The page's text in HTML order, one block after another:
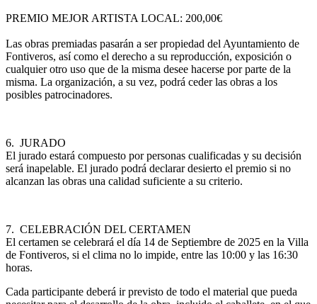
PREMIO MEJOR ARTISTA LOCAL: 200,00€
Las obras premiadas pasarán a ser propiedad del Ayuntamiento de
Fontiveros, así como el derecho a su reproducción, exposición o
cualquier otro uso que de la misma desee hacerse por parte de la
misma. La organización, a su vez, podrá ceder las obras a los
posibles patrocinadores.
6. JURADO
El jurado estará compuesto por personas cualificadas y su decisión
será inapelable. El jurado podrá declarar desierto el premio si no
alcanzan las obras una calidad suficiente a su criterio.
7. CELEBRACIÓN DEL CERTAMEN
El certamen se celebrará el día 14 de Septiembre de 2025 en la Villa
de Fontiveros, si el clima no lo impide, entre las 10:00 y las 16:30
horas.
Cada participante deberá ir previsto de todo el material que pueda